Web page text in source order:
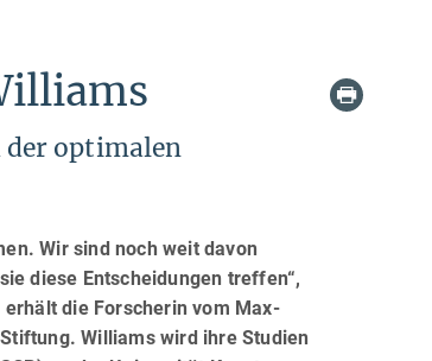
der optimalen
Wir sind noch weit davon
diese Entscheidungen treffen“,
die Forscherin vom Max-
Williams wird ihre Studien